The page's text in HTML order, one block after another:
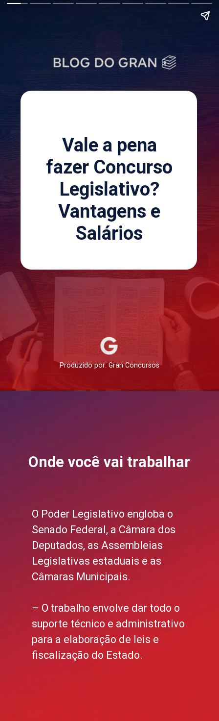
Produzido por: Gran Concursos
Vale a pena
fazer Concurso
Legislativo?
Vantagens e
Salários
Onde você vai trabalhar
O Poder Legislativo engloba o
Senado Federal, a Câmara dos
Deputados, as Assembleias
Legislativas estaduais e as
Câmaras Municipais.
– O trabalho envolve dar todo o
suporte técnico e administrativo
para a elaboração de leis e
fiscalização do Estado.